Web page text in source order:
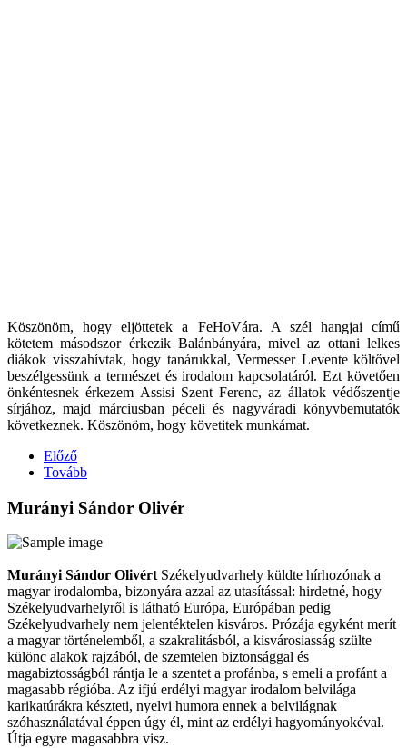
Köszönöm, hogy eljöttetek a FeHoVára. A szél hangjai című
kötetem másodszor érkezik Balánbányára, mivel az ottani lelkes
diákok visszahívtak, hogy tanárukkal, Vermesser Levente költővel
beszélgessünk a természet és irodalom kapcsolatáról. Ezt követően
önkéntesnek érkezem Assisi Szent Ferenc, az állatok védőszentje
sírjához, majd márciusban péceli és nagyváradi könyvbemutatók
következnek. Köszönöm, hogy követitek munkámat.
Előző
Tovább
Murányi Sándor Olivér
Murányi Sándor Olivért Székelyudvarhely küldte hírhozónak a
magyar irodalomba, bizonyára azzal az utasítással: hirdetné, hogy
Székelyudvarhelyről is látható Európa, Európában pedig
Székelyudvarhely nem jelentéktelen kisváros. Prózája egyként merít
a magyar történelemből, a szakralitásból, a kisvárosiasság szülte
különc alakok rajzából, de szemtelen biztonsággal és
magabiztosságból rántja le a szentet a profánba, s emeli a profánt a
magasabb régióba. Az ifjú erdélyi magyar irodalom belvilága
karikatúrákra készteti, nyelvi humora ennek a belvilágnak
szóhasználatával éppen úgy él, mint az erdélyi hagyományokéval.
Útja egyre magasabbra visz.